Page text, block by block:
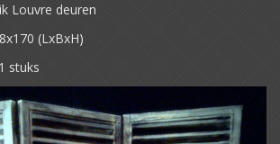
Louvre deuren
(LxBxH)
stuks